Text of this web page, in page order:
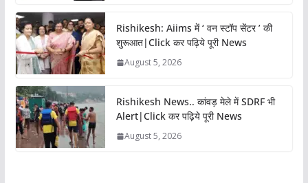
Rishikesh: Aiims में ‘ वन स्टॉप सेंटर ’ की
शुरूआत|Click कर पढ़िये पूरी News
August 5, 2026
Rishikesh News.. कांवड़ मेले में SDRF भी
Alert|Click कर पढ़िये पूरी News
August 5, 2026